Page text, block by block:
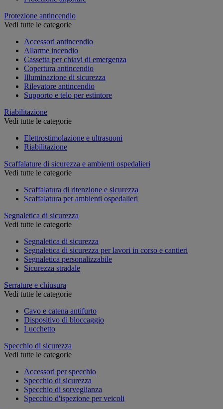
Protezione antincendio
Vedi tutte le categorie
Accessori antincendio
Allarme incendio
Cassetta per chiavi di emergenza
Copertura antincendio
Illuminazione di sicurezza
Rilevatore antincendio
Supporto e telo per estintore
Riabilitazione
Vedi tutte le categorie
Elettrostimolazione e ultrasuoni
Riabilitazione
Scaffalature di sicurezza e ambienti ospedalieri
Vedi tutte le categorie
Scaffalatura di ritenzione e sicurezza
Scaffalatura per ambienti ospedalieri
Segnaletica di sicurezza
Vedi tutte le categorie
Segnaletica di sicurezza
Segnaletica di sicurezza per lavori in corso e cantieri
Segnaletica personalizzabile
Sicurezza stradale
Serrature e chiusura
Vedi tutte le categorie
Cavo e catena antifurto
Dispositivo di bloccaggio
Lucchetto
Specchio di sicurezza
Vedi tutte le categorie
Accessori per specchio
Specchio di sicurezza
Specchio di sorveglianza
Specchio d'ispezione per veicoli